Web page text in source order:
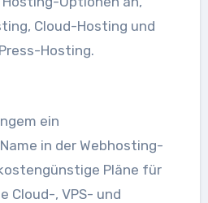
Cloud-Hosting und
Hosting.
ein
in der Webhosting-
Pläne für
Cloud-, VPS- und